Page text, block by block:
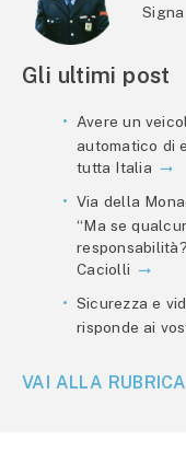
Signa
Gli ultimi post
Avere un
automatico di
tutta Italia
Via della
“Ma se
Caciolli
Sicurezza e
risponde ai
VAI ALLA RUBRICA